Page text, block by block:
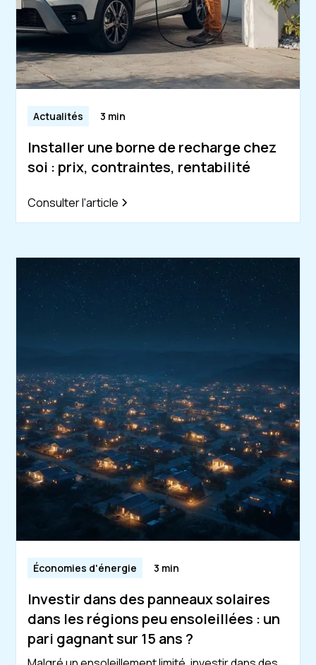
Actualités 3 min
Installer une borne de recharge chez
soi : prix, contraintes, rentabilité
Consulter l'article
Économies d'énergie 3 min
Investir dans des panneaux solaires
dans les régions peu ensoleillées : un
pari gagnant sur 15 ans ?